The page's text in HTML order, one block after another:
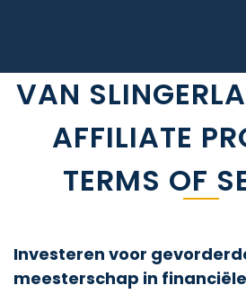
VAN
AFFILIATE
TERMS OF
Investeren voor
meesterschap in